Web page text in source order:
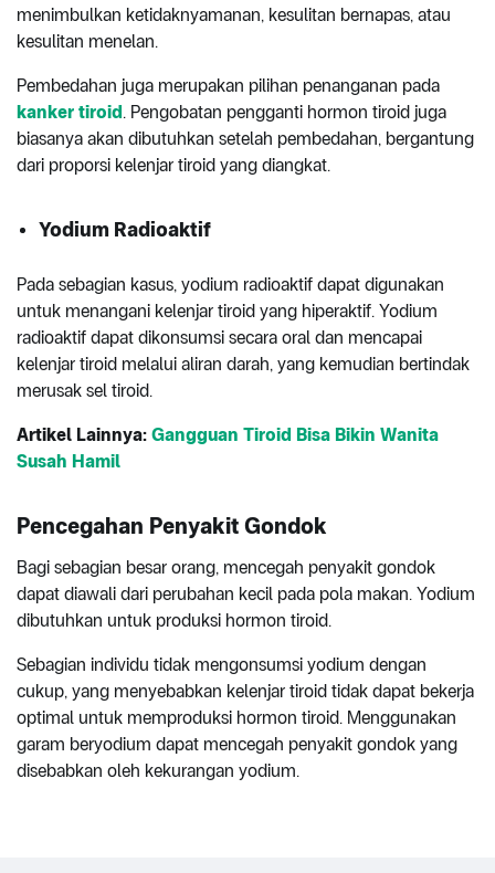
menimbulkan ketidaknyamanan, kesulitan bernapas, atau
kesulitan menelan.
Pembedahan juga merupakan pilihan penanganan pada
kanker tiroid. Pengobatan pengganti hormon tiroid juga
biasanya akan dibutuhkan setelah pembedahan, bergantung
dari proporsi kelenjar tiroid yang diangkat.
Yodium Radioaktif
Pada sebagian kasus, yodium radioaktif dapat digunakan
untuk menangani kelenjar tiroid yang hiperaktif. Yodium
radioaktif dapat dikonsumsi secara oral dan mencapai
kelenjar tiroid melalui aliran darah, yang kemudian bertindak
merusak sel tiroid.
Artikel Lainnya: Gangguan Tiroid Bisa Bikin Wanita
Susah Hamil
Pencegahan Penyakit Gondok
Bagi sebagian besar orang, mencegah penyakit gondok
dapat diawali dari perubahan kecil pada pola makan. Yodium
dibutuhkan untuk produksi hormon tiroid.
Sebagian individu tidak mengonsumsi yodium dengan
cukup, yang menyebabkan kelenjar tiroid tidak dapat bekerja
optimal untuk memproduksi hormon tiroid. Menggunakan
garam beryodium dapat mencegah penyakit gondok yang
disebabkan oleh kekurangan yodium.